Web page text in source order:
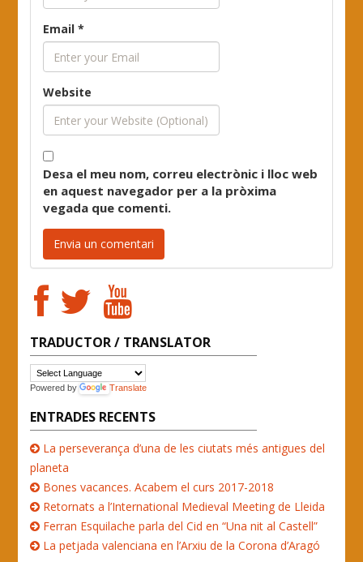
Email*
Website
Desa el meu nom, correu electrònic i lloc web
en aquest navegador per a la pròxima
vegada que comenti.
TRADUCTOR / TRANSLATOR
Powered by Translate
ENTRADES RECENTS
La perseverança d’una de les ciutats més antigues del
planeta
Bones vacances. Acabem el curs 2017-2018
Retornats a l’International Medieval Meeting de Lleida
Ferran Esquilache parla del Cid en “Una nit al Castell”
La petjada valenciana en l’Arxiu de la Corona d’Aragó